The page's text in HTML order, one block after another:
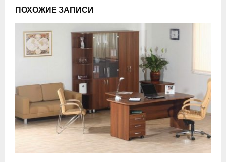
ПОХОЖИЕ ЗАПИСИ